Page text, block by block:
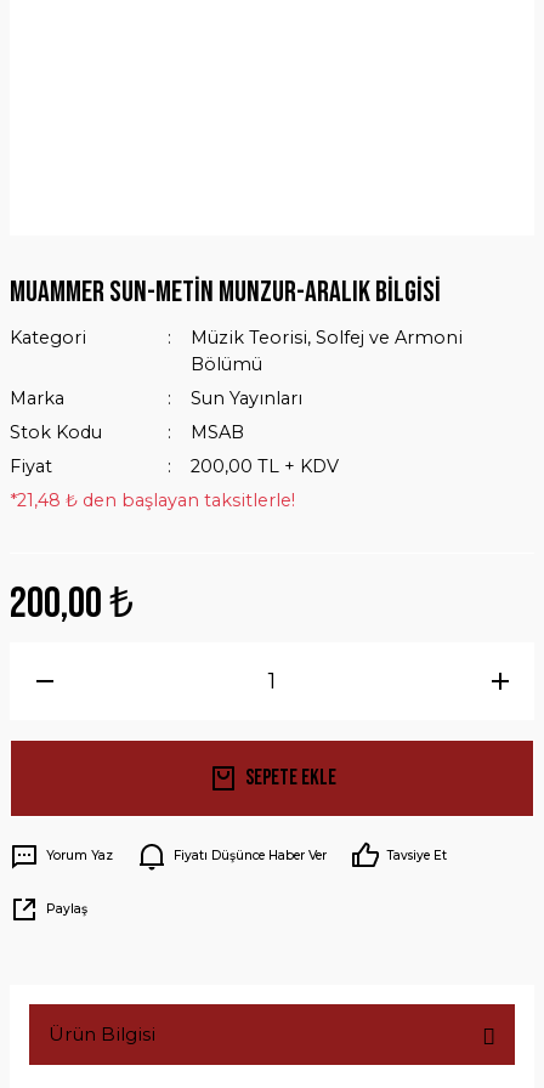
Muammer Sun-Metin Munzur-Aralık Bilgisi
Kategori
Müzik Teorisi, Solfej ve Armoni
Bölümü
Marka
Sun Yayınları
Stok Kodu
MSAB
Fiyat
200,00 TL + KDV
*21,48 ₺ den başlayan taksitlerle!
200,00 ₺
Sepete Ekle
Yorum Yaz Fiyatı Düşünce Haber Ver Tavsiye Et
Paylaş
Ürün Bilgisi